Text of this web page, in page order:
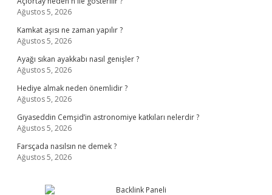
Ağustos 5, 2026
Kamkat aşısı ne zaman yapılır ?
Ağustos 5, 2026
Ayağı sıkan ayakkabı nasıl genişler ?
Ağustos 5, 2026
Hediye almak neden önemlidir ?
Ağustos 5, 2026
Gıyaseddin Cemşid’in astronomiye katkıları nelerdir ?
Ağustos 5, 2026
Farsçada nasılsın ne demek ?
Ağustos 5, 2026